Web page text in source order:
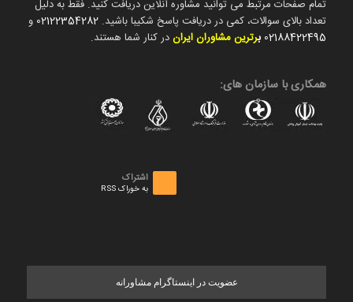
تمام صفحات مرتبط می توانید مشاوره آنلاین دریافت کنید. فقط به دلیل
تعداد بالای سوالات، کمی در دریافت پاسخ شکیبا باشید. 02122354282 و
02188422495 برترین مشاوران ایراندر کنار شما هستند.
همکاری با سازمان های:
اشتراک
به خوراک RSS
عضویت در اینستاگرام مشاورانه